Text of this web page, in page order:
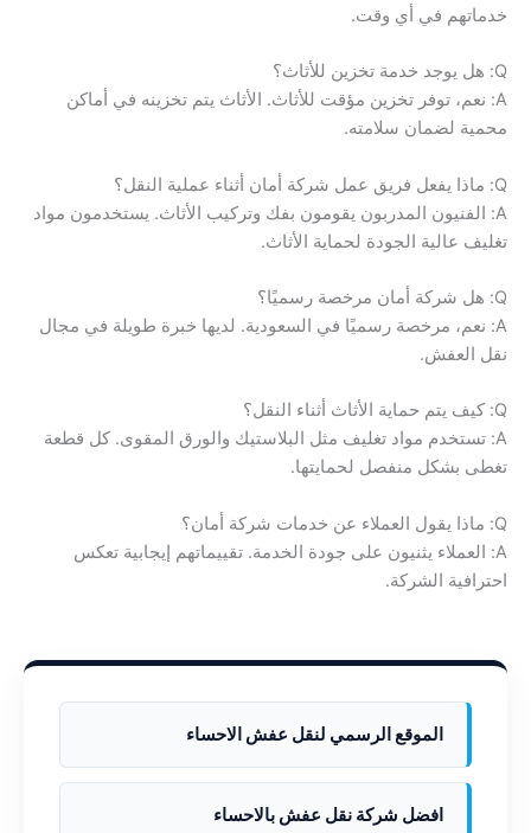
خدماتهم في أي وقت.
Q: هل يوجد خدمة تخزين للأثاث؟
A: نعم، توفر تخزين مؤقت للأثاث. الأثاث يتم تخزينه في أماكن
محمية لضمان سلامته.
Q: ماذا يفعل فريق عمل شركة أمان أثناء عملية النقل؟
A: الفنيون المدربون يقومون بفك وتركيب الأثاث. يستخدمون مواد
تغليف عالية الجودة لحماية الأثاث.
Q: هل شركة أمان مرخصة رسميًا؟
A: نعم، مرخصة رسميًا في السعودية. لديها خبرة طويلة في مجال
نقل العفش.
Q: كيف يتم حماية الأثاث أثناء النقل؟
A: تستخدم مواد تغليف مثل البلاستيك والورق المقوى. كل قطعة
تغطى بشكل منفصل لحمايتها.
Q: ماذا يقول العملاء عن خدمات شركة أمان؟
A: العملاء يثنيون على جودة الخدمة. تقييماتهم إيجابية تعكس
احترافية الشركة.
الموقع الرسمي لنقل عفش الاحساء
افضل شركة نقل عفش بالاحساء